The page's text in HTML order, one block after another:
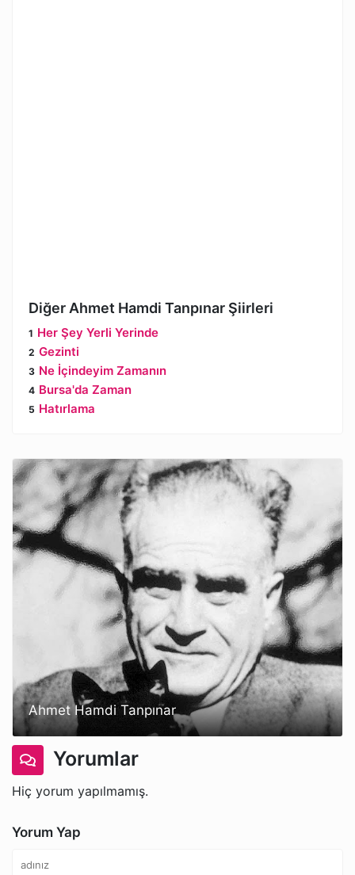
Diğer Ahmet Hamdi Tanpınar Şiirleri
Her Şey Yerli Yerinde
Gezinti
Ne İçindeyim Zamanın
Bursa'da Zaman
Hatırlama
Ahmet Hamdi Tanpınar
Yorumlar
Hiç yorum yapılmamış.
Yorum Yap